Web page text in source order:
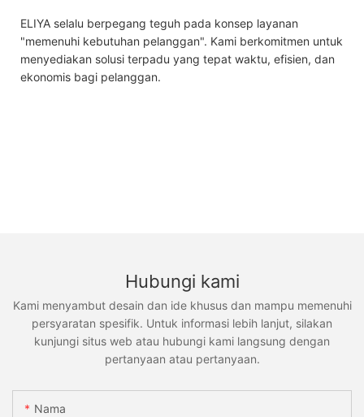
ELIYA selalu berpegang teguh pada konsep layanan
"memenuhi kebutuhan pelanggan". Kami berkomitmen untuk
menyediakan solusi terpadu yang tepat waktu, efisien, dan
ekonomis bagi pelanggan.
Hubungi kami
Kami menyambut desain dan ide khusus dan mampu memenuhi
persyaratan spesifik. Untuk informasi lebih lanjut, silakan
kunjungi situs web atau hubungi kami langsung dengan
pertanyaan atau pertanyaan.
Nama